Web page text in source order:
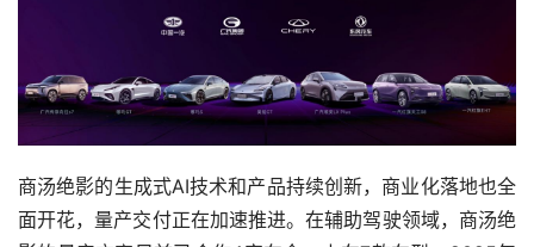
商汤绝影的生成式AI技术和产品持续创新，商业化落地也全
面开花，量产交付正在加速推进。在辅助驾驶领域，商汤绝